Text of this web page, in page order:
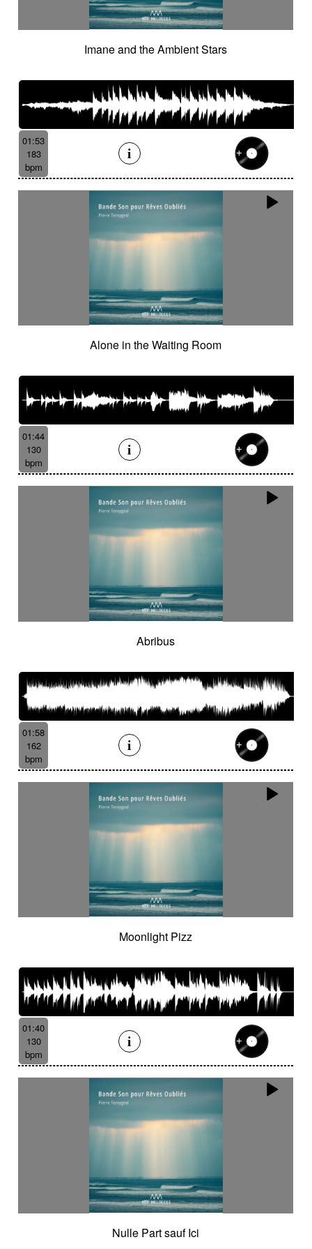
Imane and the Ambient Stars
01:53
183
bpm
Alone in the Waiting Room
01:44
130
bpm
Abribus
01:58
162
bpm
Moonlight Pizz
01:40
130
bpm
Nulle Part sauf Ici